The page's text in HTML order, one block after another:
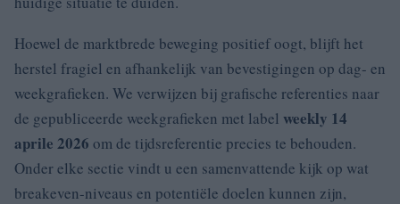
Hoewel de marktbrede beweging positief oogt, blijft het
herstel fragiel en afhankelijk van bevestigingen op dag- en
weekgrafieken. We verwijzen bij grafische referenties naar
de gepubliceerde weekgrafieken met label weekly 14
aprile 2026 om de tijdsreferentie precies te behouden.
Onder elke sectie vindt u een samenvattende kijk op wat
breakeven-niveaus en potentiële doelen kunnen zijn,